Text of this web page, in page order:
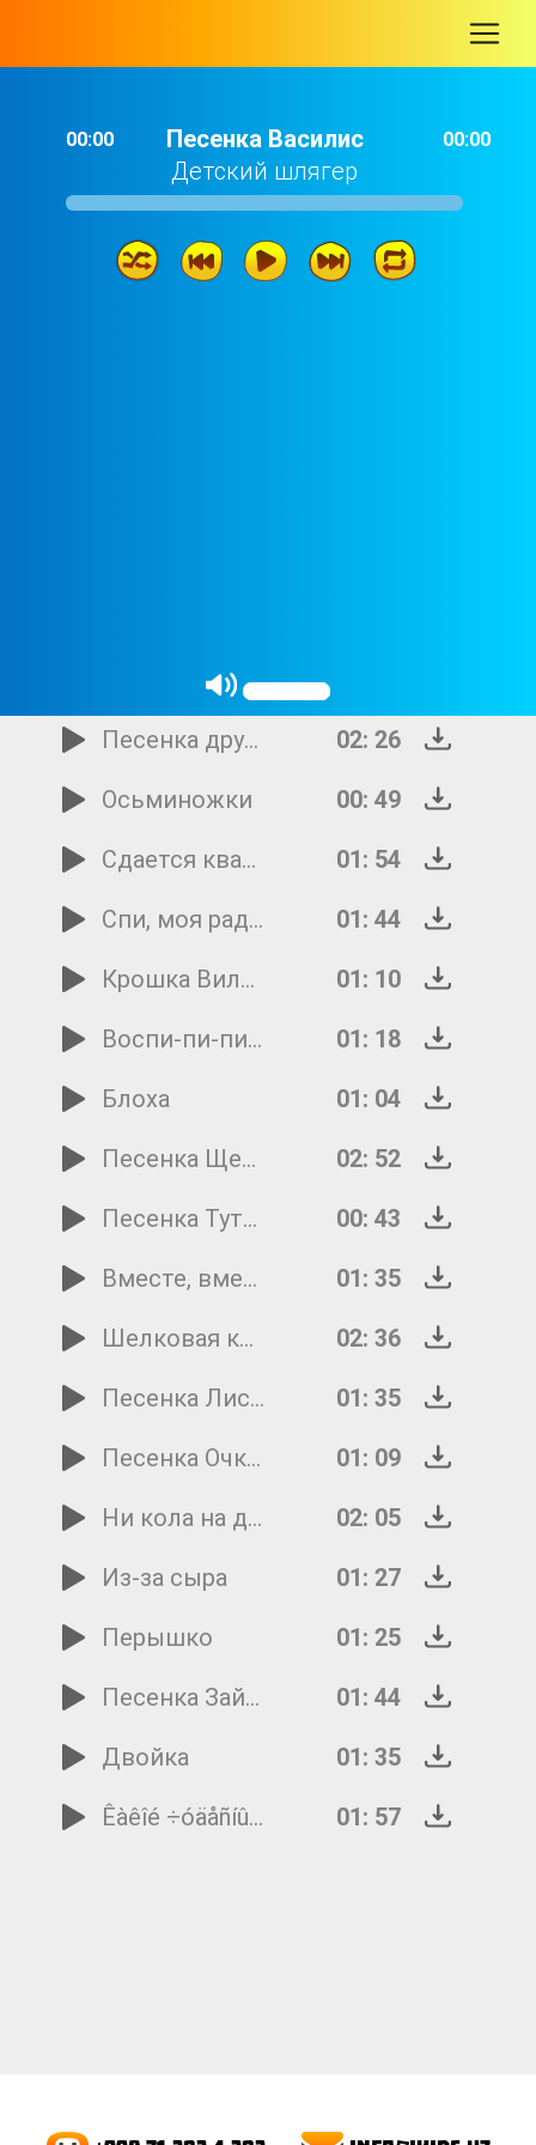
00:00
Песенка Василис
Детский шлягер
00:00
Настоящий друг
Песенка друзей
02: 26
Осьминожки
00: 49
Сдается квартира с ребенком
01: 54
Спи, моя радость, усни
01: 44
Крошка Вилли-Винки
01: 10
Воспи-пи-пи-тание
01: 18
Блоха
01: 04
Песенка Щенка
02: 52
Песенка Тутты Карлсон
00: 43
Вместе, вместе, вместе
01: 35
Шелковая кисточка
02: 36
Песенка Лисы
01: 35
Песенка Очкарито
01: 09
Ни кола на двора
02: 05
Из-за сыра
01: 27
Перышко
01: 25
Песенка Зайки-почтальoна
01: 44
Двойка
01: 35
Êàêîé ÷óäåñíûé äåíü
01: 57